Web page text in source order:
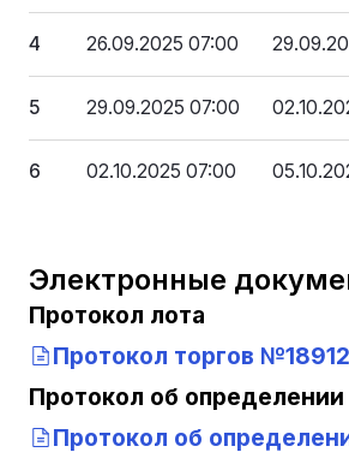
4 26.09.2025 07:00
5 29.09.2025 07:00
6 02.10.2025 07:00
Электронные
Протокол лота
Протокол торгов
Протокол об определении
Протокол об